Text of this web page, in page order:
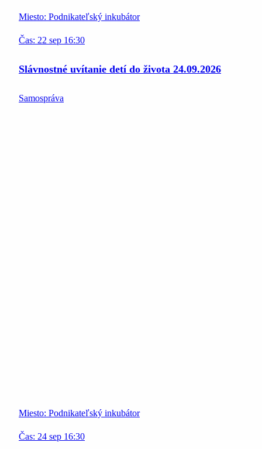
Miesto: Podnikateľský inkubátor
Čas: 22 sep 16:30
Slávnostné uvítanie detí do života 24.09.2026
Samospráva
Miesto: Podnikateľský inkubátor
Čas: 24 sep 16:30